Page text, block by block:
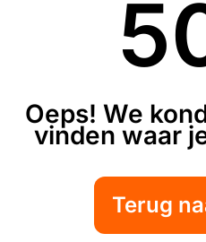
Oeps! We
vinden waar
Terug